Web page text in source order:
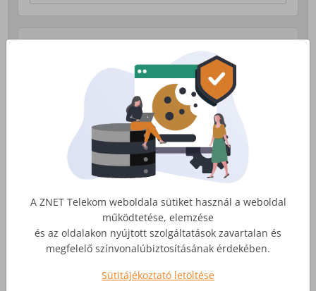
Válasszon milyen szolgáltatás érdekli!
Lakossági Internet
Otthoni internet, telefon és tv
szolgáltatás
Üzleti Internet
Nagyobb igényekre, egyedi
A ZNET Telekom weboldala sütiket használ a weboldal
működtetése, elemzése
és az oldalakon nyújtott szolgáltatások zavartalan és
megfelelő színvonalúbiztosításának érdekében.
Sütitájékoztató letöltése